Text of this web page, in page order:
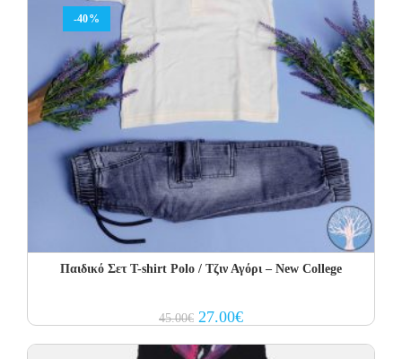
-40%
Παιδικό Σετ Τ-shirt Polo / Τζιν Αγόρι – New College
45.00€ Original
price
45.00€.
27.00€Current
price
27.00€.